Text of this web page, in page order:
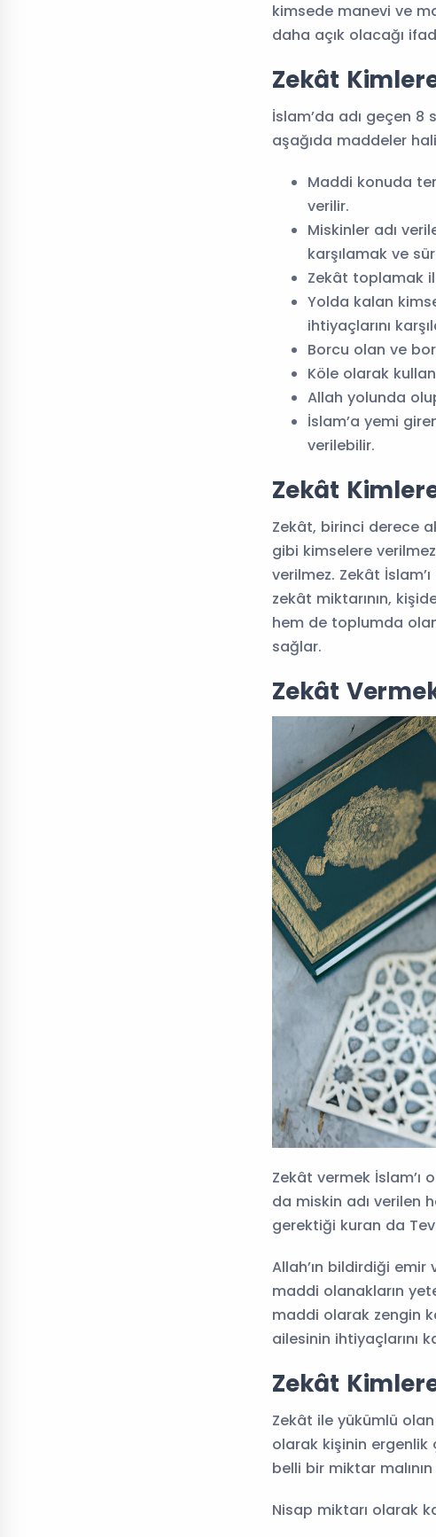
kimsede manevi ve
daha açık olacağı
Zekât
İslam’da adı geçen 8
aşağıda maddeler
Maddi konuda
verilir.
Miskinler adı
karşılamak ve
Zekât toplamak
Yolda kalan
ihtiyaçlarını
Borcu olan ve
Köle olarak
Allah yolunda
İslam’a yemi
verilebilir.
Zekât
Zekât, birinci derece
gibi kimselere
verilmez. Zekât
zekât miktarının,
hem de toplumda
sağlar.
Zekât
Zekât vermek İslam’ı
da miskin adı verilen
gerektiği kuran da
Allah’ın bildirdiği
maddi olanakların
maddi olarak zengin
ailesinin ihtiyaçlarını
Zekât
Zekât ile yükümlü
olarak kişinin ergenlik
belli bir miktar
Nisap miktarı olarak